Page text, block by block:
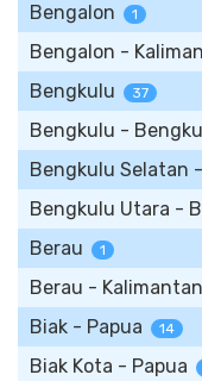
Bengalon 1
Bengalon -
Bengkulu 37
Bengkulu -
Bengkulu Selatan
Bengkulu Utara -
Berau 1
Berau -
Biak - Papua 14
Biak Kota - Papua